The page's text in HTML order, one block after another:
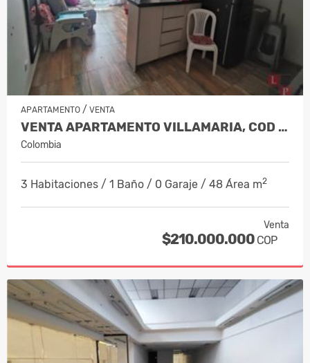
APARTAMENTO / VENTA
VENTA APARTAMENTO VILLAMARIA, COD 10…
Colombia
3 Habitaciones / 1 Baño / 0 Garaje / 48 Área m2
Venta
$210.000.000 COP